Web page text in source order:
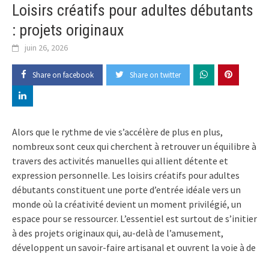
Loisirs créatifs pour adultes débutants
: projets originaux
juin 26, 2026
Share on facebook Share on twitter
Alors que le rythme de vie s’accélère de plus en plus,
nombreux sont ceux qui cherchent à retrouver un équilibre à
travers des activités manuelles qui allient détente et
expression personnelle. Les loisirs créatifs pour adultes
débutants constituent une porte d’entrée idéale vers un
monde où la créativité devient un moment privilégié, un
espace pour se ressourcer. L’essentiel est surtout de s’initier
à des projets originaux qui, au-delà de l’amusement,
développent un savoir-faire artisanal et ouvrent la voie à de